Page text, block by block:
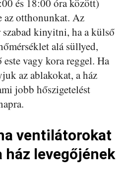
és 18:00 óra között)
az otthonunkat. Az
kinyitni, ha a külső
alá süllyed,
vagy kora reggel. Ha
az ablakokat, a ház
jobb hőszigetelést
ventilátorokat
ház levegőjének